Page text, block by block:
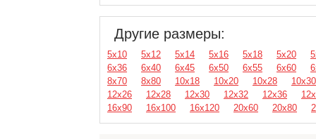
Другие размеры:
5х10 5х12 5х14 5х16 5х18 5х20
6х36
6х40 6х45 6х50 6х55 6х60
8х70
8х80 10х18 10х20 10х28
10х30
12х26
12х28 12х30 12х32 12х36
16х90
16х100 16х120 20х60 20х80